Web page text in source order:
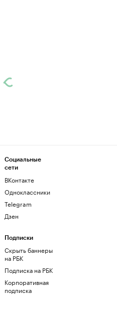
Социальные
сети
ВКонтакте
Одноклассники
Telegram
Дзен
Подписки
Скрыть баннеры
на РБК
Подписка на РБК
Корпоративная
подписка